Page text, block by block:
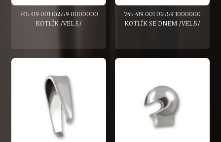
745 419 001 06559 0000000
KOTLÍK /VEL.5/
745 419 001 06559 1000000
KOTLÍK SE DNEM /VEL.5/